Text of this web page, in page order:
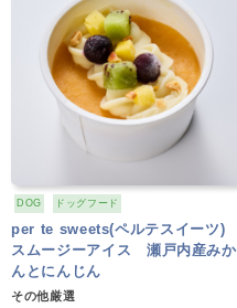
DOG ドッグフード
per te sweets(ペルテスイーツ)
スムージーアイス 瀬戸内産みか
んとにんじん
その他厳選